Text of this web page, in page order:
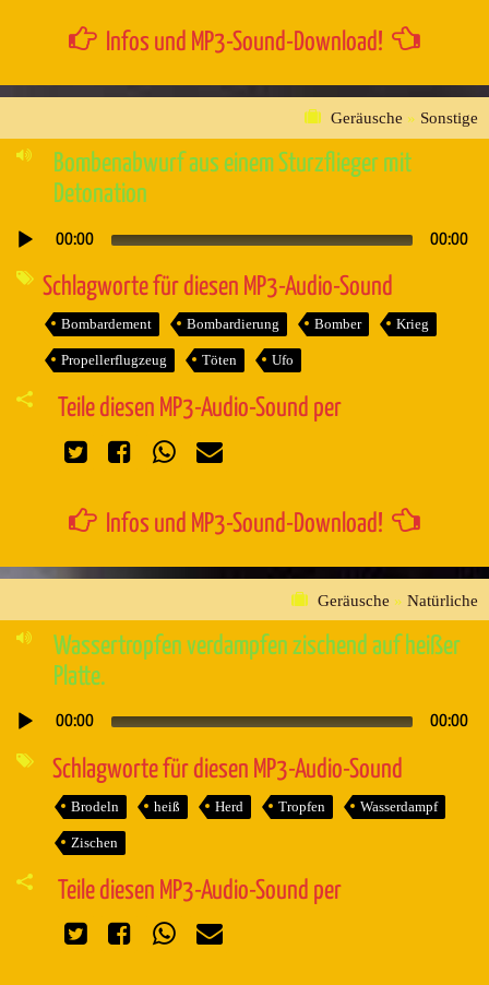
Infos und MP3-Sound-Download!
Geräusche » Sonstige
Bombenabwurf aus einem Sturzflieger mit
Detonation
Audio-
00:00 00:00
Schlagworte für diesen MP3-Audio-Sound
Bombardement Bombardierung Bomber Krieg
Propellerflugzeug Töten Ufo
Teile diesen MP3-Audio-Sound per
Infos und MP3-Sound-Download!
Geräusche » Natürliche
Wassertropfen verdampfen zischend auf heißer
Platte.
Audio-
00:00 00:00
Schlagworte für diesen MP3-Audio-Sound
Brodeln heiß Herd Tropfen Wasserdampf
Zischen
Teile diesen MP3-Audio-Sound per